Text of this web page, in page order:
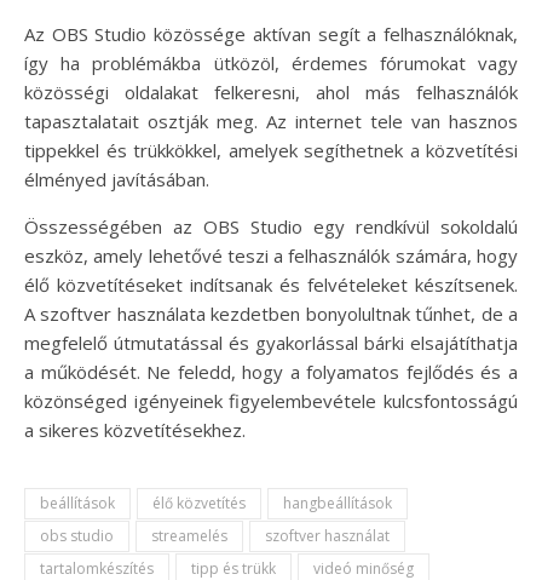
Az OBS Studio közössége aktívan segít a felhasználóknak,
így ha problémákba ütközöl, érdemes fórumokat vagy
közösségi oldalakat felkeresni, ahol más felhasználók
tapasztalatait osztják meg. Az internet tele van hasznos
tippekkel és trükkökkel, amelyek segíthetnek a közvetítési
élményed javításában.
Összességében az OBS Studio egy rendkívül sokoldalú
eszköz, amely lehetővé teszi a felhasználók számára, hogy
élő közvetítéseket indítsanak és felvételeket készítsenek.
A szoftver használata kezdetben bonyolultnak tűnhet, de a
megfelelő útmutatással és gyakorlással bárki elsajátíthatja
a működését. Ne feledd, hogy a folyamatos fejlődés és a
közönséged igényeinek figyelembevétele kulcsfontosságú
a sikeres közvetítésekhez.
beállítások élő közvetítés
hangbeállítások
obs studio
streamelés
szoftver használat
tartalomkészítés
tipp és trükk
videó minőség